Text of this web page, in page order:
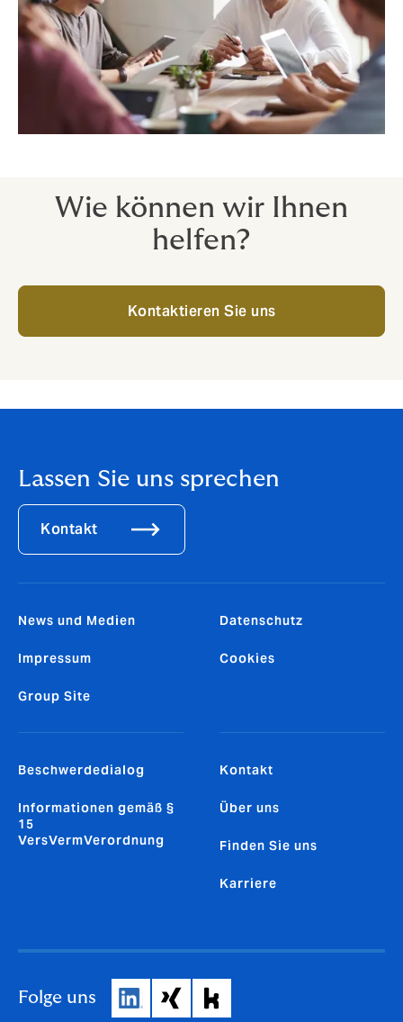
Wie können wir Ihnen
helfen?
Kontaktieren Sie uns
Lassen Sie uns sprechen
Kontakt
News und Medien
Impressum
Group Site
Datenschutz
Cookies
Beschwerdedialog
Informationen gemäß §
15
VersVermVerordnung
Kontakt
Über uns
Finden Sie uns
Karriere
Folge uns